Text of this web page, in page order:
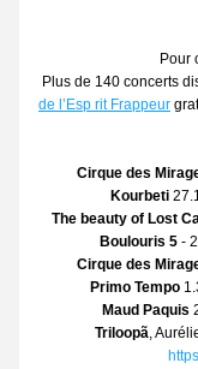
Pour
Plus de 140 concerts
de l’Esp rit Frappeur
Cirque des
Kourbeti
The beauty of Lost
Boulouris 5 -
Cirque des
Primo Tempo
Maud Paquis
Triloopã